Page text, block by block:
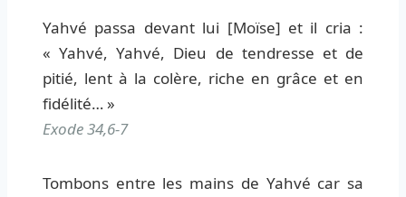
Yahvé passa devant lui [Moïse] et il cria :
« Yahvé, Yahvé, Dieu de tendresse et de
pitié, lent à la colère, riche en grâce et en
fidélité… »
Exode 34,6-7
Tombons entre les mains de Yahvé car sa